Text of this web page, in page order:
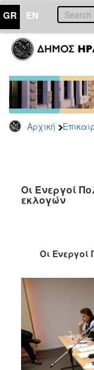
GR EN
Αρχική
ΕΠΙΚΑΙΡΟΤΗΤΑ
Αρχείο
ΕΠΙΣΚΕΠΤΗΣ
Οι Ενεργοί
εκλογών
Οι Ενεργοί